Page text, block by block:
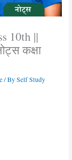
10th ||
कक्षा
/ BySelf Study